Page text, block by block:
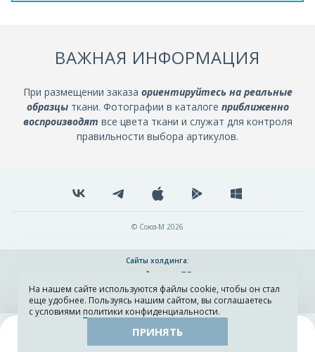
Каталог Остатки тканей
ВАЖНАЯ ИНФОРМАЦИЯ
При размещении заказа ориентируйтесь на реальные
образцыткани. Фотографии в каталоге приближенно
воспроизводят все цвета ткани и служат для контроля
правильности выбора артикулов.
© Союз-М 2026
Сайты холдинга:
Разработка и поддержка сайта ADN
На нашем сайте используются файлы cookie, чтобы он стал
еще удобнее. Пользуясь нашим сайтом, вы соглашаетесь
с условиями политики конфиденциальности.
ПРИНЯТЬ